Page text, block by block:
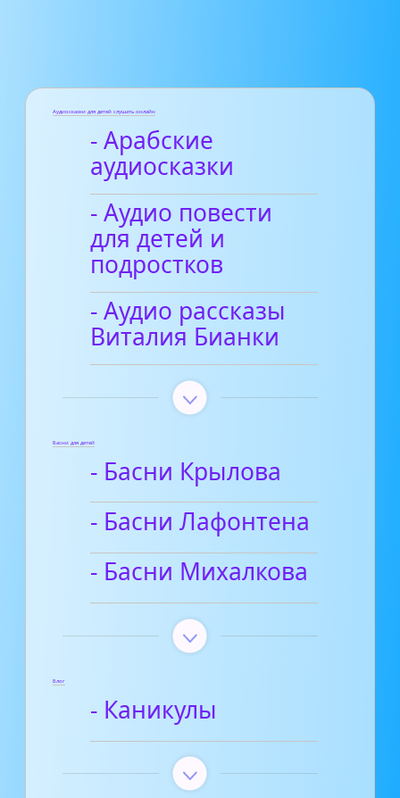
Аудиосказки для детей слушать онлайн
- Арабские
аудиосказки
- Аудио повести
для детей и
подростков
- Аудио рассказы
Виталия Бианки
Басни для детей
- Басни Крылова
- Басни Лафонтена
- Басни Михалкова
Блог
- Каникулы